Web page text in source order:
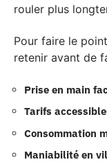
rouler plus
Pour faire le
retenir avant de
Prise en main
Tarifs
Consommation
Maniabilité en